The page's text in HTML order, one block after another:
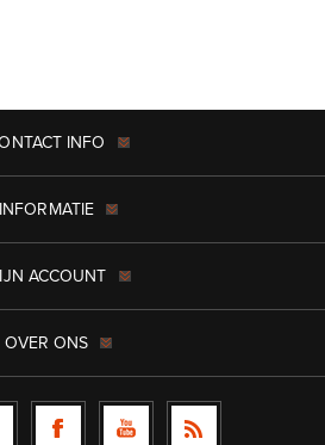
INFO
INFORMATIE
ACCOUNT
OVER ONS